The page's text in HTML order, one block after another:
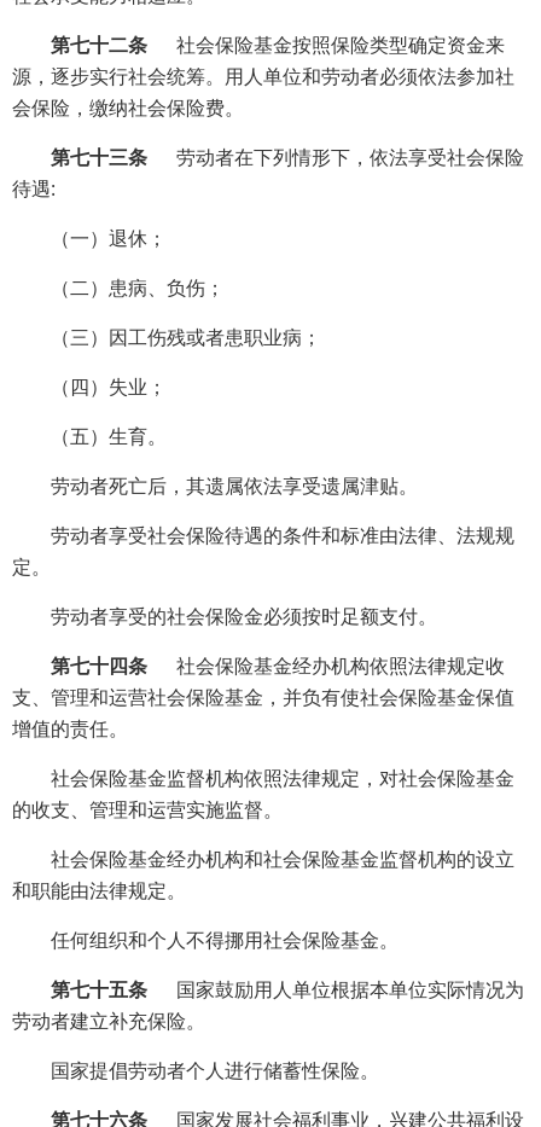
第七十二条
社会保险基金按照保险类型确定资金来
源，逐步实行社会统筹。用人单位和劳动者必须依法参加社
会保险，缴纳社会保险费。
第七十三条
劳动者在下列情形下，依法享受社会保险
待遇:
（一）退休；
（二）患病、负伤；
（三）因工伤残或者患职业病；
（四）失业；
（五）生育。
劳动者死亡后，其遗属依法享受遗属津贴。
劳动者享受社会保险待遇的条件和标准由法律、法规规
定。
劳动者享受的社会保险金必须按时足额支付。
第七十四条
社会保险基金经办机构依照法律规定收
支、管理和运营社会保险基金，并负有使社会保险基金保值
增值的责任。
社会保险基金监督机构依照法律规定，对社会保险基金
的收支、管理和运营实施监督。
社会保险基金经办机构和社会保险基金监督机构的设立
和职能由法律规定。
任何组织和个人不得挪用社会保险基金。
第七十五条
国家鼓励用人单位根据本单位实际情况为
劳动者建立补充保险。
国家提倡劳动者个人进行储蓄性保险。
第七十六条
国家发展社会福利事业，兴建公共福利设